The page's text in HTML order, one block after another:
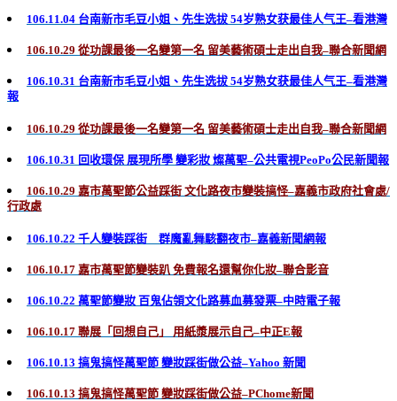
106.11.04 台南新市毛豆小姐、先生选拔 54岁熟女获最佳人气王–看港灣
106.10.29 從功課最後一名變第一名 留美藝術碩士走出自我–聯合新聞網
106.10.31 台南新市毛豆小姐、先生选拔 54岁熟女获最佳人气王–看港灣
報
106.10.29 從功課最後一名變第一名 留美藝術碩士走出自我–聯合新聞網
106.10.31 回收環保 展現所學 變彩妝 燦萬聖–公共電視PeoPo公民新聞報
106.10.29 嘉市萬聖節公益踩街 文化路夜市變裝搞怪–嘉義市政府社會處/
行政處
106.10.22 千人變裝踩街 群魔亂舞駭翻夜市–嘉義新聞網報
106.10.17 嘉市萬聖節變裝趴 免費報名還幫你化妝–聯合影音
106.10.22 萬聖節變妝 百鬼佔領文化路募血募發票–中時電子報
106.10.17 聯展「回想自己」 用紙漿展示自己–中正E報
106.10.13 搞鬼搞怪萬聖節 變妝踩街做公益–Yahoo 新聞
106.10.13 搞鬼搞怪萬聖節 變妝踩街做公益–PChome新聞